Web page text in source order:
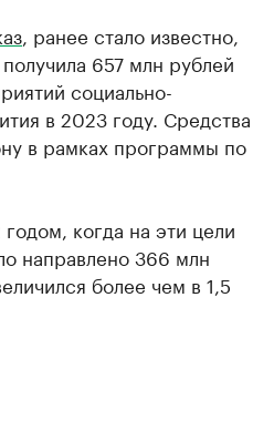
, ранее стало известно,
657 млн рублей
социально-
в 2023 году. Средства
в рамках программы по
когда на эти цели
направлено 366 млн
более чем в 1,5